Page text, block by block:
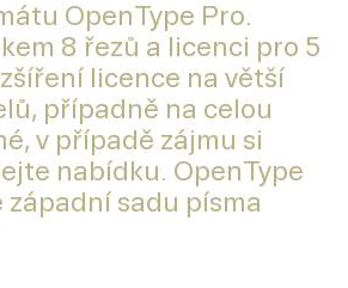
OpenType Pro.
8 řezů a licenci pro 5
licence na větší
případně na celou
v případě zájmu si
nabídku. OpenType
západní sadu písma